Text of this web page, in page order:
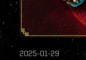
2025-01-29